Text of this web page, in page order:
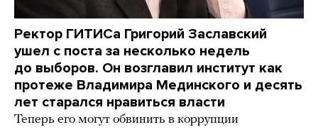
Ректор ГИТИСа Григорий Заславский
ушел с поста за несколько недель
до выборов. Он возглавил институт как
протеже Владимира Мединского и десять
лет старался нравиться власти
Теперь его могут обвинить в коррупции